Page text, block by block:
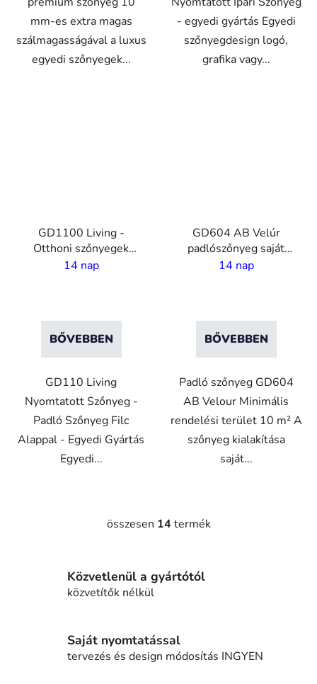
mm-es extra magas
szálmagasságával a luxus
egyedi szőnyegek...
- egyedi gyártás Egyedi
szőnyegdesign logó,
grafika vagy...
GD1100 Living -
Otthoni szőnyegek
nyomtatással - 5,5 mm
14 nap
BŐVEBBEN
GD110 Living
Nyomtatott Szőnyeg -
Padló Szőnyeg Filc
Alappal - Egyedi Gyártás
Egyedi...
GD604 AB Velúr
padlószőnyeg saját
nyomattatásal- 4 m
14 nap
BŐVEBBEN
Padló szőnyeg GD604
AB Velour Minimális
rendelési terület 10 m² A
szőnyeg kialakítása
saját...
L
t
á
n
összesen 14termék
Közvetlenül a gyártótól
közvetítők nélkül
Saját nyomtatással
tervezés és design módosítás INGYEN